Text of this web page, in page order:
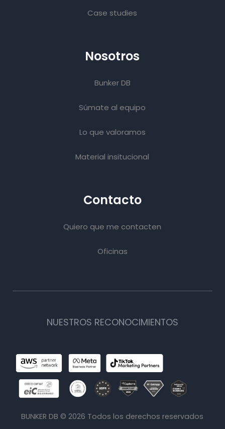
Case studies
Nosotros
Bunker DB
Súmate al equipo
Lo que valoramos
Material insitucional
Contacto
Quiero que me contacten
Oficinas
NUESTROS RECONOCIMIENTOS
BUNKER DB ©2026 Todos los derechos reservados